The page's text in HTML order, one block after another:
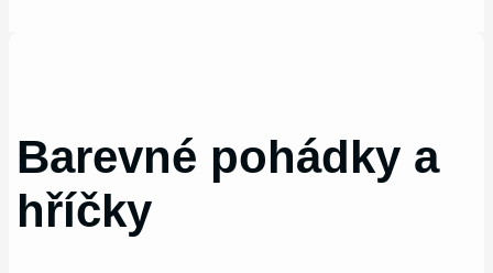
Barevné pohádky a
hříčky